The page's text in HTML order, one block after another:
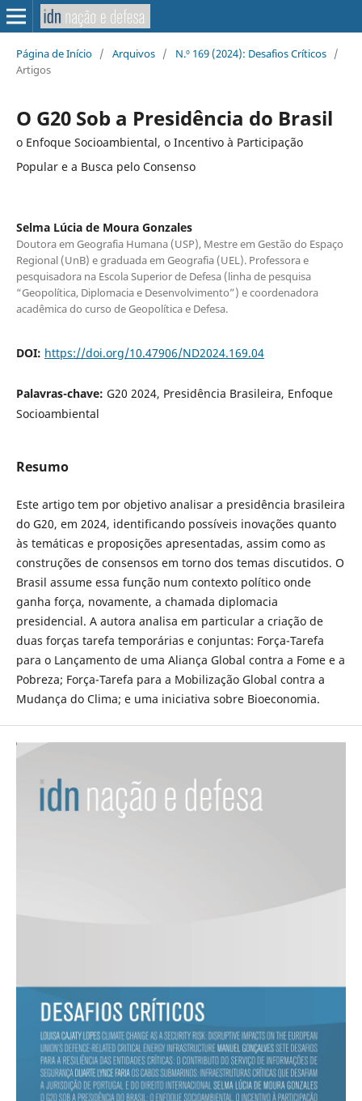
Página de Início / Arquivos / N.º 169 (2024): Desafios Críticos /
Artigos
O G20 Sob a Presidência do Brasil
o Enfoque Socioambiental, o Incentivo à Participação
Popular e a Busca pelo Consenso
Selma Lúcia de Moura Gonzales
Doutora em Geografia Humana (USP), Mestre em Gestão do Espaço
Regional (UnB) e graduada em Geografia (UEL). Professora e
pesquisadora na Escola Superior de Defesa (linha de pesquisa
“Geopolítica, Diplomacia e Desenvolvimento”) e coordenadora
acadêmica do curso de Geopolítica e Defesa.
DOI: https://doi.org/10.47906/ND2024.169.04
Palavras-chave: G20 2024, Presidência Brasileira, Enfoque
Socioambiental
Resumo
Este artigo tem por objetivo analisar a presidência brasileira
do G20, em 2024, identificando possíveis inovações quanto
às temáticas e proposições apresentadas, assim como as
construções de consensos em torno dos temas discutidos. O
Brasil assume essa função num contexto político onde
ganha força, novamente, a chamada diplomacia
presidencial. A autora analisa em particular a criação de
duas forças tarefa temporárias e conjuntas: Força-Tarefa
para o Lançamento de uma Aliança Global contra a Fome e a
Pobreza; Força-Tarefa para a Mobilização Global contra a
Mudança do Clima; e uma iniciativa sobre Bioeconomia.